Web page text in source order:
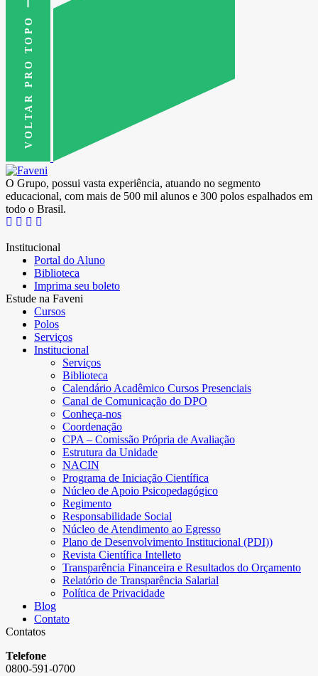
VOLTAR PRO TOPO
O Grupo, possui vasta experiência, atuando no segmento
educacional, com mais de 500 mil alunos e 300 polos espalhados em
todo o Brasil.
Institucional
Portal do Aluno
Biblioteca
Imprima seu boleto
Estude na Faveni
Cursos
Polos
Serviços
Institucional
Serviços
Biblioteca
Calendário Acadêmico Cursos Presenciais
Canal de Comunicação do DPO
Conheça-nos
Coordenação
CPA – Comissão Própria de Avaliação
Estrutura da Unidade
NACIN
Programa de Iniciação Científica
Núcleo de Apoio Psicopedagógico
Regimento
Responsabilidade Social
Núcleo de Atendimento ao Egresso
Plano de Desenvolvimento Institucional (PDI))
Revista Científica Intelleto
Transparência Financeira e Resultados do Orçamento
Relatório de Transparência Salarial
Política de Privacidade
Blog
Contato
Contatos
Telefone
0800-591-0700